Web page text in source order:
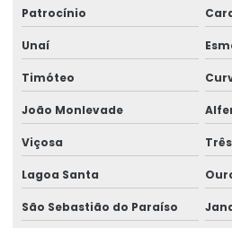
Empresa de perícias clínicas
Empresa de perícias médicas
Empresa de perito trabalhista
Empresa que faz análise
Empresa que faz laudo ergonômico
Empresa que realiza reinclusão de
Empresa de saúde ocupacional
Patrocínio
Unaí
Timóteo
João Monlevade
Viçosa
Lagoa Santa
São Sebastião do Paraíso